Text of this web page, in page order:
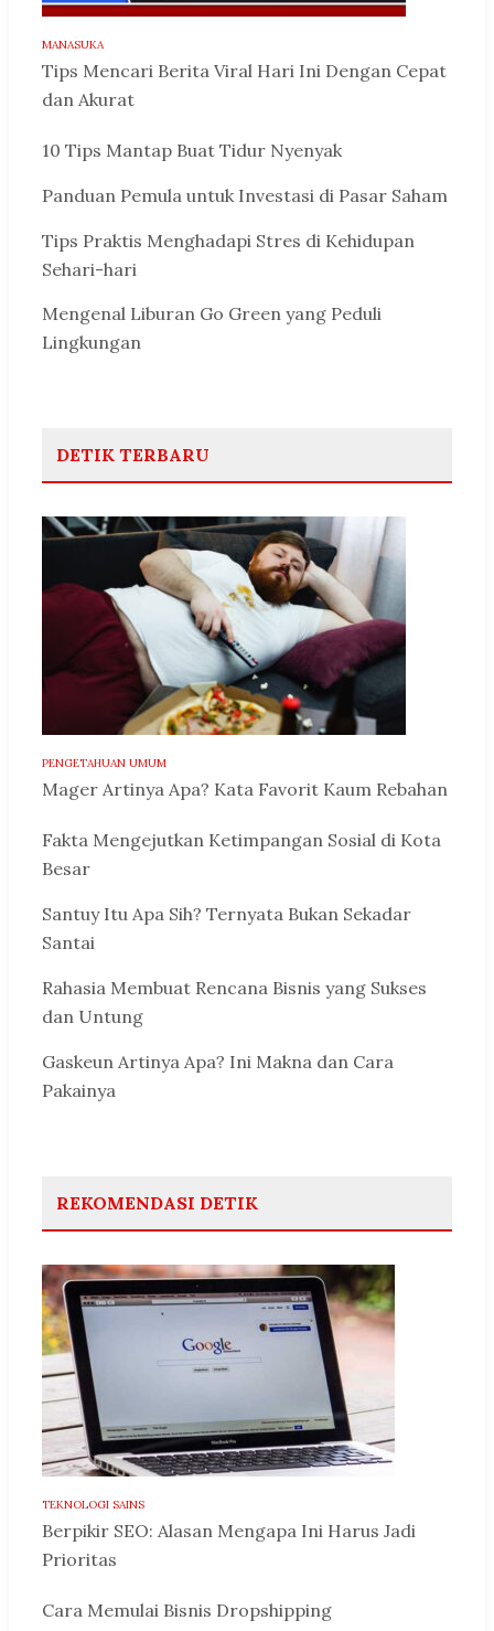
MANASUKA
Tips Mencari Berita Viral Hari Ini Dengan Cepat
dan Akurat
10 Tips Mantap Buat Tidur Nyenyak
Panduan Pemula untuk Investasi di Pasar Saham
Tips Praktis Menghadapi Stres di Kehidupan
Sehari-hari
Mengenal Liburan Go Green yang Peduli
Lingkungan
DETIK TERBARU
PENGETAHUAN UMUM
Mager Artinya Apa? Kata Favorit Kaum Rebahan
Fakta Mengejutkan Ketimpangan Sosial di Kota
Besar
Santuy Itu Apa Sih? Ternyata Bukan Sekadar
Santai
Rahasia Membuat Rencana Bisnis yang Sukses
dan Untung
Gaskeun Artinya Apa? Ini Makna dan Cara
Pakainya
REKOMENDASI DETIK
TEKNOLOGI SAINS
Berpikir SEO: Alasan Mengapa Ini Harus Jadi
Prioritas
Cara Memulai Bisnis Dropshipping